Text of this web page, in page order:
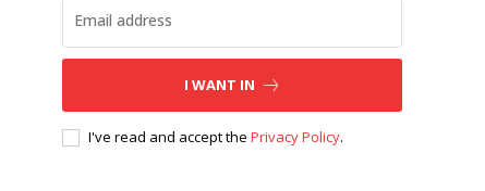
I WANT IN
I've read and accept thePrivacy Policy.